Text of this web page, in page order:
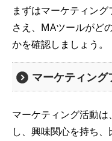
まずはマーケティン
さえ、MAツールがど
かを確認しましょう。
マーケティン
マーケティング活動
し、興味関心を持ち